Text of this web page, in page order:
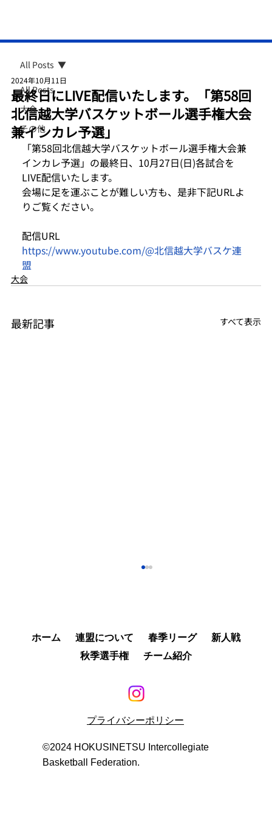
All Posts
大会
その他
All Posts
最終日にLIVE配信いたします。「第58回
北信越大学バスケットボール選手権大会
兼インカレ予選」
2024年10月11日
「第58回北信越大学バスケットボール選手権大会兼
インカレ予選」の最終日、10月27日(日)各試合を
LIVE配信いたします。
会場に足を運ぶことが難しい方も、是非下記URLよ
りご覧ください。
配信URL
https://www.youtube.com/@北信越大学バスケ連
盟
大会
最新記事 すべて表示
全日本大学バスケットボール新人」大会結果を
掲載しました。 リンク先のPDFよりご覧くださ
い。 https://www.hubf.jp/rookie-match-2026
ホーム 連盟について 春季リーグ
新人戦
秋季選手権
チーム紹介
プライバシーポリシー
©︎2024 HOKUSINETSU Intercollegiate
Basketball Federation.